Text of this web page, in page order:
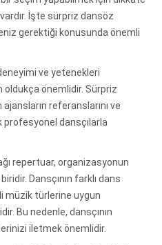
İşte sürpriz dansöz
gerektiği konusunda önemli
ve yetenekleri
oldukça önemlidir. Sürpriz
referanslarını ve
profesyonel dansçılarla
repertuar, organizasyonun
Dansçının farklı dans
müzik türlerine uygun
Bu nedenle, dansçının
iletmek önemlidir.